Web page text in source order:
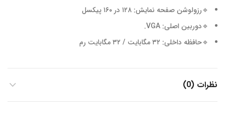
🔹رزولوشن صفحه نمایش: ۱۲۸ در ۱۶۰ پیکسل
🔹دوربین اصلی: VGA.
🔹حافظه داخلی: ۳۲ مگابایت / ۳۲ مگابایت رم
نظرات (0)